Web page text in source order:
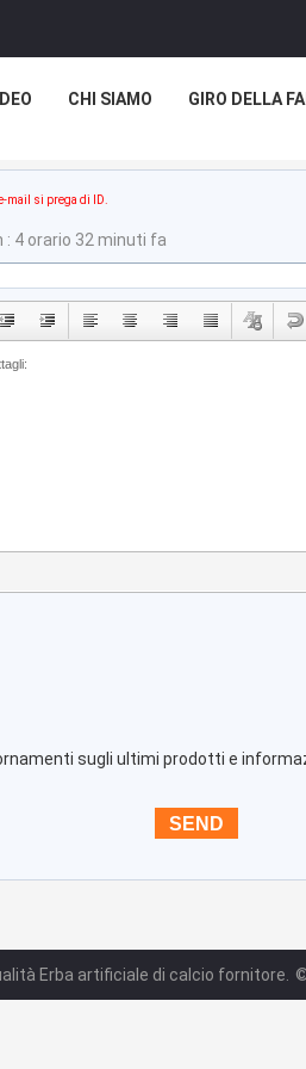
CHI SIAMO GIRO DELLA
mail si prega di ID.
: 4 orario 32 minuti fa
sugli ultimi prodotti e
Erba artificiale di calcio fornitore.